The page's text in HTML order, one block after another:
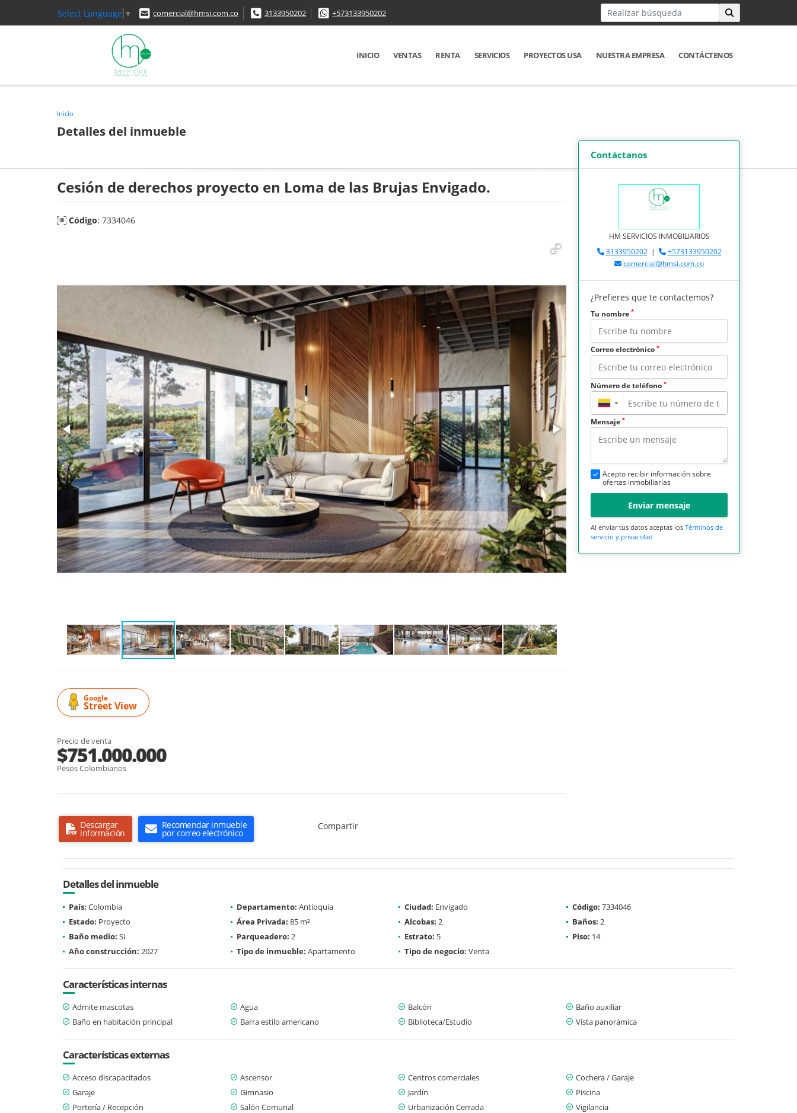
Select Language ▼ comercial@hmsi.com.co 3133950202 +573133950202
INICIO VENTAS RENTA SERVICIOS PROYECTOS USA NUESTRA EMPRESA CONTÁCTENOS
Inicio
Detalles del inmueble
Cesión de derechos proyecto en Loma de las Brujas Envigado.
Código: 7334046
Google
Street View
Precio de venta
$751.000.000
Pesos Colombianos
Descargar
información
Recomendar inmueble
por correo electrónico
Compartir
Contáctanos
HM SERVICIOS INMOBILIARIOS
3133950202|
+573133950202
comercial@hmsi.com.co
¿Prefieres que te contactemos?
Tu nombre *
Correo electrónico *
Número de teléfono *
▼
Mensaje *
Acepto recibir información sobre
ofertas inmobiliarias
Enviar mensaje
Al enviar tus datos aceptas los Términos de
servicio y privacidad
Detalles del inmueble
País: Colombia Departamento: Antioquia Ciudad: Envigado Código: 7334046
Estado: Proyecto Área Privada: 85 m² Alcobas: 2 Baños: 2
Baño medio: Si Parqueadero: 2 Estrato: 5 Piso: 14
Año construcción: 2027 Tipo de inmueble: Apartamento Tipo de negocio: Venta
Características internas
Admite mascotas Agua Balcón
Baño auxiliar
Baño en habitación principal
Barra estilo americano Biblioteca/Estudio Vista panorámica
Características externas
Acceso discapacitados Ascensor Centros comerciales
Cochera / Garaje
Garaje
Gimnasio Jardín
Piscina
Portería / Recepción
Salón Comunal Urbanización Cerrada
Vigilancia